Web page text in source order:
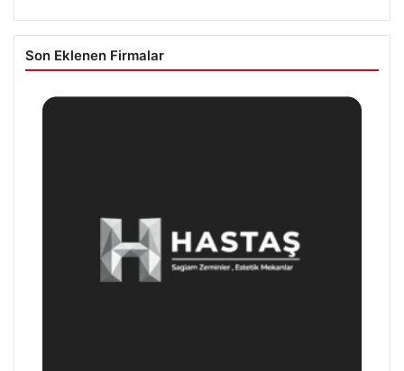
Son Eklenen Firmalar